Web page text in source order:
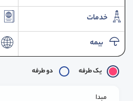
خدمات
بیمه
یک طرفه دو طرفه
مبدا